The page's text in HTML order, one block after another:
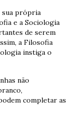
sua própria
e a Sociologia
de serem
a Filosofia
instiga o
não
completar as